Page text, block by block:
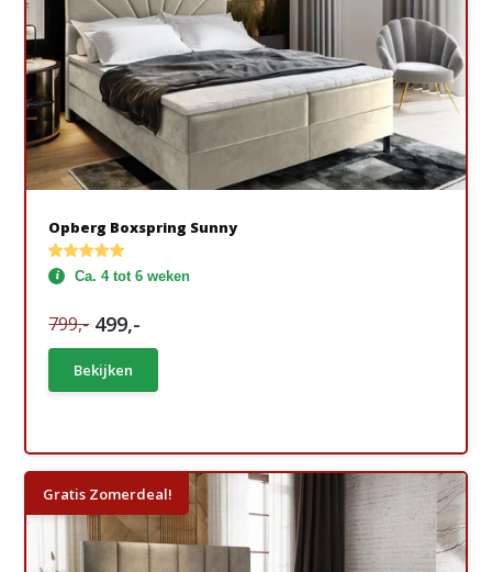
Opberg Boxspring Sunny
Ca. 4 tot 6 weken
799,- 499,-
Bekijken
Gratis Zomerdeal!